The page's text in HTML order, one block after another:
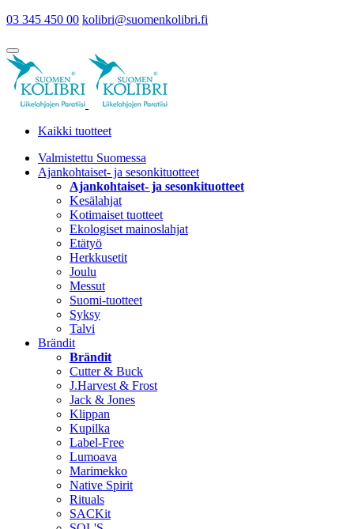
03 345 450 00 kolibri@suomenkolibri.fi
Kaikki tuotteet
Valmistettu Suomessa
Ajankohtaiset- ja sesonkituotteet
Ajankohtaiset- ja sesonkituotteet
Kesälahjat
Kotimaiset tuotteet
Ekologiset mainoslahjat
Etätyö
Herkkusetit
Joulu
Messut
Suomi-tuotteet
Syksy
Talvi
Brändit
Brändit
Cutter & Buck
J.Harvest & Frost
Jack & Jones
Klippan
Kupilka
Label-Free
Lumoava
Marimekko
Native Spirit
Rituals
SACKit